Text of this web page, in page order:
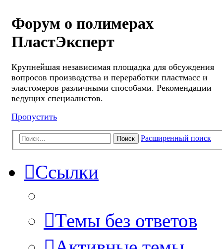
Форум о полимерах
ПластЭксперт
Крупнейшая независимая площадка для обсуждения
вопросов производства и переработки пластмасс и
эластомеров различными способами. Рекомендации
ведущих специалистов.
Пропустить
Поиск Расширенный поиск
Ссылки
Темы без ответов